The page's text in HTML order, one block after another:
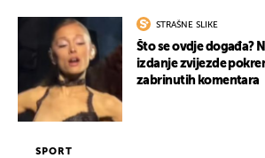
STRAŠNE SLIKE
Što se ovdje događa?
izdanje zvijezde
zabrinutih komentara
SPORT